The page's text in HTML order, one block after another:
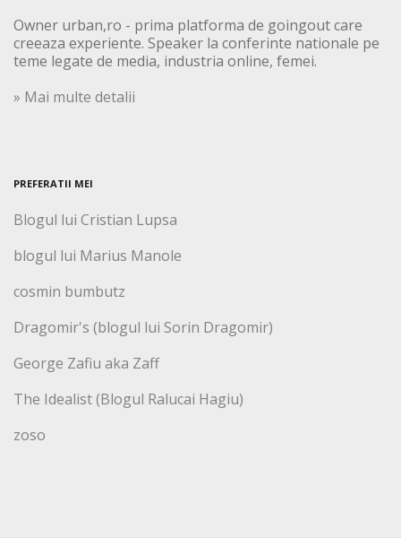
Owner urban,ro - prima platforma de goingout care
creeaza experiente. Speaker la conferinte nationale pe
teme legate de media, industria online, femei.
» Mai multe detalii
PREFERATII MEI
Blogul lui Cristian Lupsa
blogul lui Marius Manole
cosmin bumbutz
Dragomir's (blogul lui Sorin Dragomir)
George Zafiu aka Zaff
The Idealist (Blogul Ralucai Hagiu)
zoso